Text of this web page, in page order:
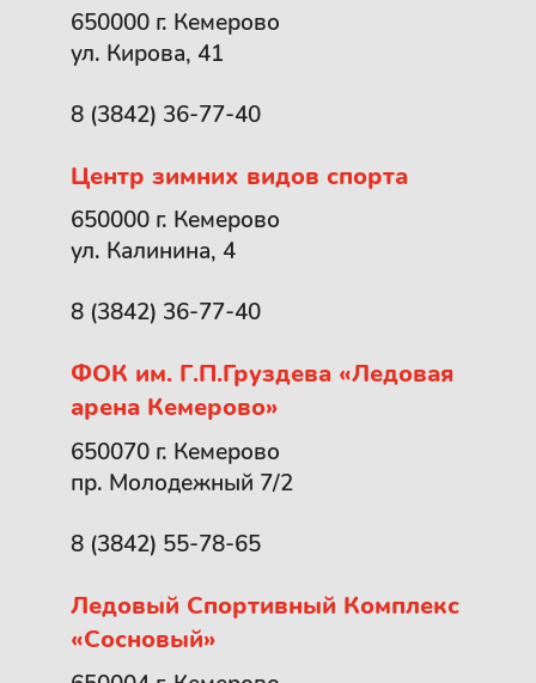
650000 г. Кемерово
ул. Кирова, 41
8 (3842) 36-77-40
Центр зимних видов спорта
650000 г. Кемерово
ул. Калинина, 4
8 (3842) 36-77-40
ФОК им. Г.П.Груздева «Ледовая
арена Кемерово»
650070 г. Кемерово
пр. Молодежный 7/2
8 (3842) 55-78-65
Ледовый Спортивный Комплекс
«Сосновый»